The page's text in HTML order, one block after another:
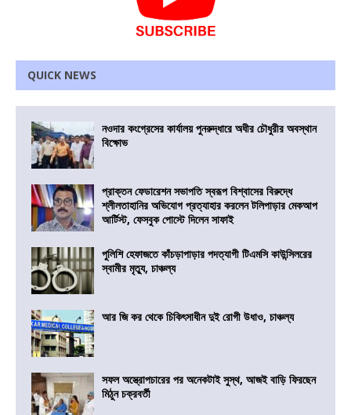
QUICK NEWS
নওদার কংগ্রেসের কার্যালয় পুনরুদ্ধারে অধীর চৌধুরীর অবস্থান
বিক্ষোভ
প্রাক্তন ফেডারেশন সভাপতি স্বরূপ বিশ্বাসের বিরুদ্ধে
শ্লীলতাহানির অভিযোগ প্রত্যাহার করলেন টলিপাড়ার মেকআপ
আর্টিস্ট, ফেসবুক পোস্টে দিলেন সাফাই
পুলিশি হেফাজতে কাঁচড়াপাড়ার পদত্যাগী টিএমসি কাউন্সিলরের
স্বামীর মৃত্যু, চাঞ্চল্য
আর জি কর থেকে চিকিৎসাধীন দুই রোগী উধাও, চাঞ্চল্য
সফল অস্ত্রোপচারের পর অনেকটাই সুস্থ, আজই বাড়ি ফিরছেন
মিঠুন চক্রবর্তী